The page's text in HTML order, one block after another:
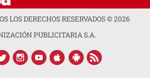
LOS DERECHOS RESERVADOS ©2026
PUBLICITARIA S.A.